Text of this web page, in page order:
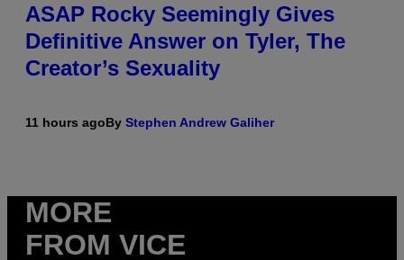
ASAP Rocky Seemingly Gives
Definitive Answer on Tyler, The
Creator’s Sexuality
11 hours agoBy Stephen Andrew Galiher
MORE
FROM VICE